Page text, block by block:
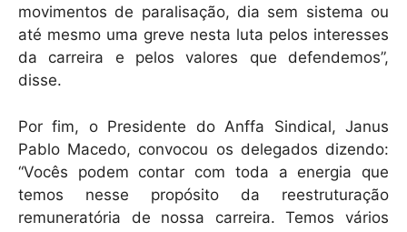
movimentos de paralisação, dia sem sistema ou
até mesmo uma greve nesta luta pelos interesses
da carreira e pelos valores que defendemos”,
disse.
Por fim, o Presidente do Anffa Sindical, Janus
Pablo Macedo, convocou os delegados dizendo:
“Vocês podem contar com toda a energia que
temos nesse propósito da reestruturação
remuneratória de nossa carreira. Temos vários